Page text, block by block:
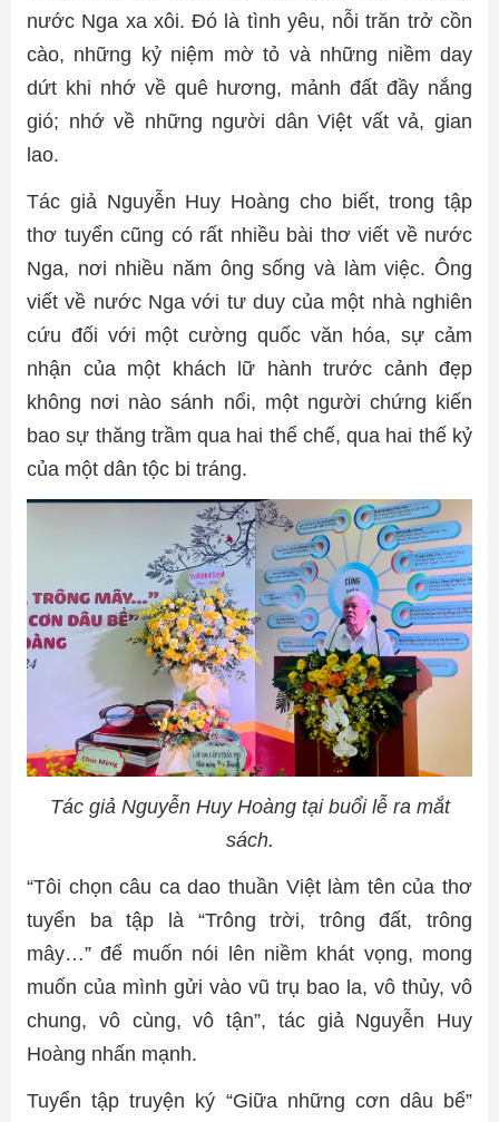
nước Nga xa xôi. Đó là tình yêu, nỗi trăn trở cồn
cào, những kỷ niệm mờ tỏ và những niềm day
dứt khi nhớ về quê hương, mảnh đất đầy nắng
gió; nhớ về những người dân Việt vất vả, gian
lao.
Tác giả Nguyễn Huy Hoàng cho biết, trong tập
thơ tuyển cũng có rất nhiều bài thơ viết về nước
Nga, nơi nhiều năm ông sống và làm việc. Ông
viết về nước Nga với tư duy của một nhà nghiên
cứu đối với một cường quốc văn hóa, sự cảm
nhận của một khách lữ hành trước cảnh đẹp
không nơi nào sánh nổi, một người chứng kiến
bao sự thăng trầm qua hai thể chế, qua hai thế kỷ
của một dân tộc bi tráng.
Tác giả Nguyễn Huy Hoàng tại buổi lễ ra mắt
sách.
“Tôi chọn câu ca dao thuần Việt làm tên của thơ
tuyển ba tập là “Trông trời, trông đất, trông
mây…” để muốn nói lên niềm khát vọng, mong
muốn của mình gửi vào vũ trụ bao la, vô thủy, vô
chung, vô cùng, vô tận”, tác giả Nguyễn Huy
Hoàng nhấn mạnh.
Tuyển tập truyện ký “Giữa những cơn dâu bể”